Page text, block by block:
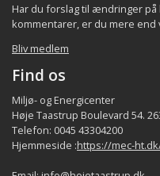
Har du forslag til ændringer
kommentarer, er du mere end
Bliv medlem
Find os
Miljø- og Energicenter
Høje Taastrup Boulevard 54.
Telefon: 0045 43304200
Hjemmeside :https://mec-